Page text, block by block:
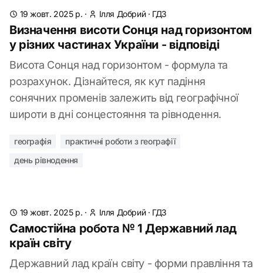
19 жовт. 2025 р. · Ілля Добрий· ГДЗ
Визначення висоти Сонця над горизонтом
у різних частинах України - відповіді
Висота Сонця над горизонтом - формула та
розрахунок. Дізнайтеся, як кут падіння
сонячних променів залежить від географічної
широти в дні сонцестояння та рівнодення.
географія
практичні роботи з географії
день рівнодення
19 жовт. 2025 р. · Ілля Добрий· ГДЗ
Самостійна робота № 1 Державний лад
країн світу
Державний лад країн світу - форми правління та